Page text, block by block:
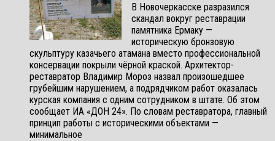
В Новочеркасске разразился
скандал вокруг реставрации
памятника Ермаку —
историческую бронзовую
скульптуру казачьего атамана вместо профессиональной
консервации покрыли чёрной краской. Архитектор-
реставратор Владимир Мороз назвал произошедшее
грубейшим нарушением, а подрядчиком работ оказалась
курская компания с одним сотрудником в штате. Об этом
сообщает ИА «ДОН 24». По словам реставратора, главный
принцип работы с историческими объектами —
минимальное